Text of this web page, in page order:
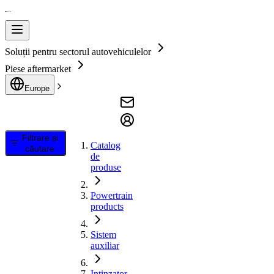
Soluții pentru sectorul autovehiculelor
Piese aftermarket
Europe
Filtrare și
căutare
Catalog
de
produse
Powertrain
products
Sistem
auxiliar